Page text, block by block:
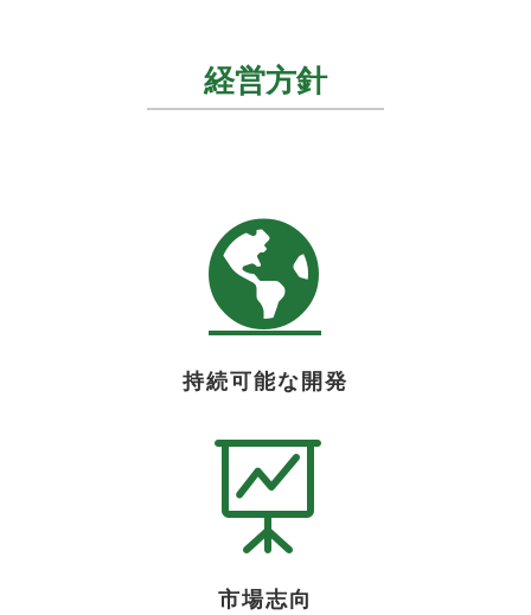
経営方針

持続可能な開発

市場志向